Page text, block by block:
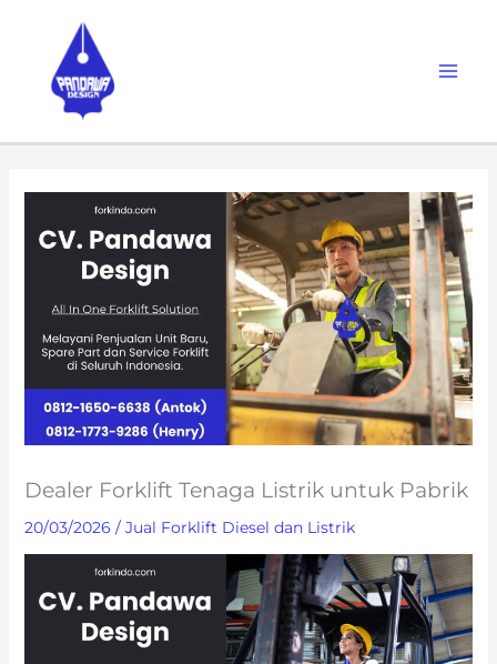
content
Dealer Forklift Tenaga Listrik untuk Pabrik
20/03/2026 / Jual Forklift Diesel dan Listrik